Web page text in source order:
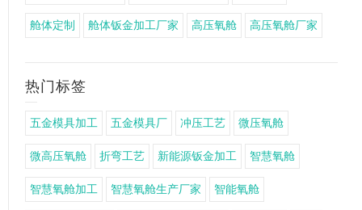
舱体定制 舱体钣金加工厂家 高压氧舱 高压氧舱厂家
热门标签
五金模具加工 五金模具厂 冲压工艺 微压氧舱
微高压氧舱 折弯工艺 新能源钣金加工 智慧氧舱
智慧氧舱加工 智慧氧舱生产厂家 智能氧舱